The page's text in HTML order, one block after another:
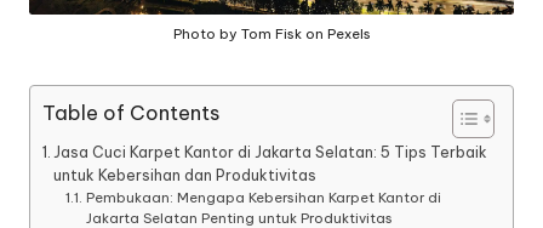
Photo by Tom Fisk on Pexels
Table of Contents
Jasa Cuci Karpet Kantor di Jakarta Selatan: 5 Tips Terbaik
untuk Kebersihan dan Produktivitas
Pembukaan: Mengapa Kebersihan Karpet Kantor di
Jakarta Selatan Penting untuk Produktivitas